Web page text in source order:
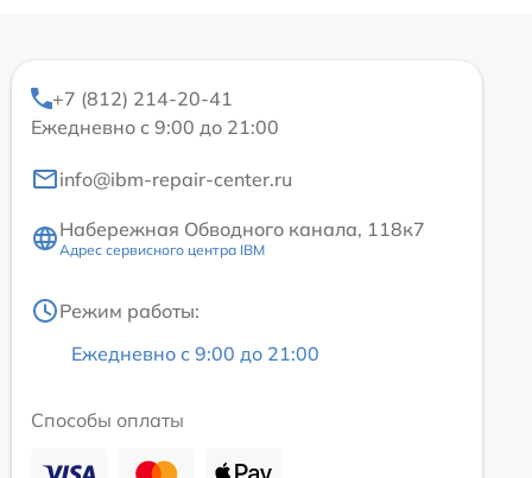
+7 (812) 214-20-41
Ежедневно с 9:00 до 21:00
info@ibm-repair-center.ru
Набережная Обводного канала, 118к7
Адрес сервисного центра IBM
Режим работы:
Ежедневно с 9:00 до 21:00
Способы оплаты